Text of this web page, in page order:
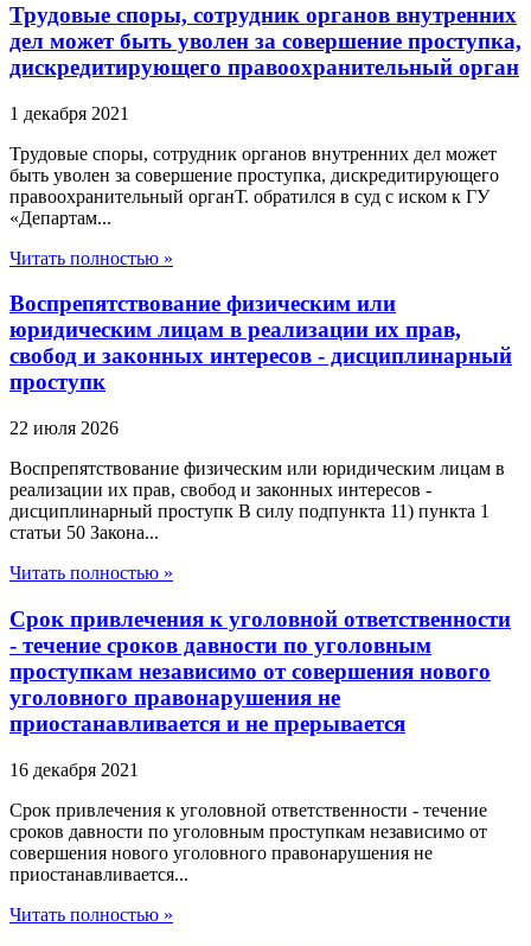
Трудовые споры, сотрудник органов внутренних
дел может быть уволен за совершение проступка,
дискредитирующего правоохранительный орган
1 декабря 2021
Трудовые споры, сотрудник органов внутренних дел может
быть уволен за совершение проступка, дискредитирующего
правоохранительный органТ. обратился в суд с иском к ГУ
«Департам...
Читать полностью »
Воспрепятствование физическим или
юридическим лицам в реализации их прав,
свобод и законных интересов - дисциплинарный
проступк
22 июля 2026
Воспрепятствование физическим или юридическим лицам в
реализации их прав, свобод и законных интересов -
дисциплинарный проступк В силу подпункта 11) пункта 1
статьи 50 Закона...
Читать полностью »
Срок привлечения к уголовной ответственности
- течение сроков давности по уголовным
проступкам независимо от совершения нового
уголовного правонарушения не
приостанавливается и не прерывается
16 декабря 2021
Срок привлечения к уголовной ответственности - течение
сроков давности по уголовным проступкам независимо от
совершения нового уголовного правонарушения не
приостанавливается...
Читать полностью »